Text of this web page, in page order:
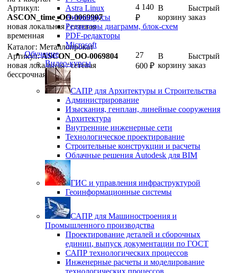
Артикул:
ASCON_time_ОО-0069907
новая локальная / сетевая
временная
4 140
₽
В
корзину
Быстрый
заказ
Каталог: Металлопрокат
Артикул:ASCON_ОО-0069804
новая локальная / сетевая
бессрочная
27
600 ₽
В
корзину
Быстрый
заказ
Astra Linux
Антивирусы
Редакторы диаграмм, блок-схем
PDF-редакторы
Microsoft
Обучение
Видео-курсы
САПР для Архитектуры и Строительства
Администрирование
Изыскания, генплан, линейные сооружения
Архитектура
Внутренние инженерные сети
Технологическое проектирование
Строительные конструкции и расчеты
Облачные решения Autodesk для BIM
ГИС и управления инфраструктурой
Геоинформационные системы
САПР для Машиностроения и
Промышленного производства
Проектирование деталей и сборочных
единиц, выпуск документации по ГОСТ
САПР технологических процессов
Инженерные расчеты и моделирование
технологических процессов